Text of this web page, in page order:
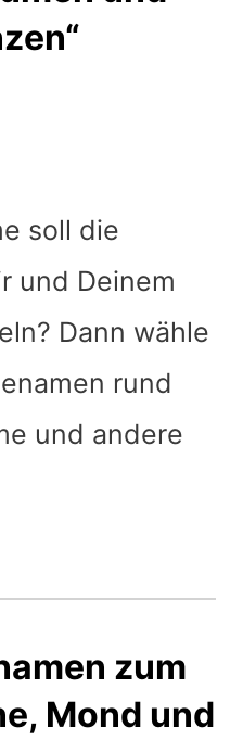
soll die
und Deinem
Dann wähle
rund
und andere
zum
Mond und